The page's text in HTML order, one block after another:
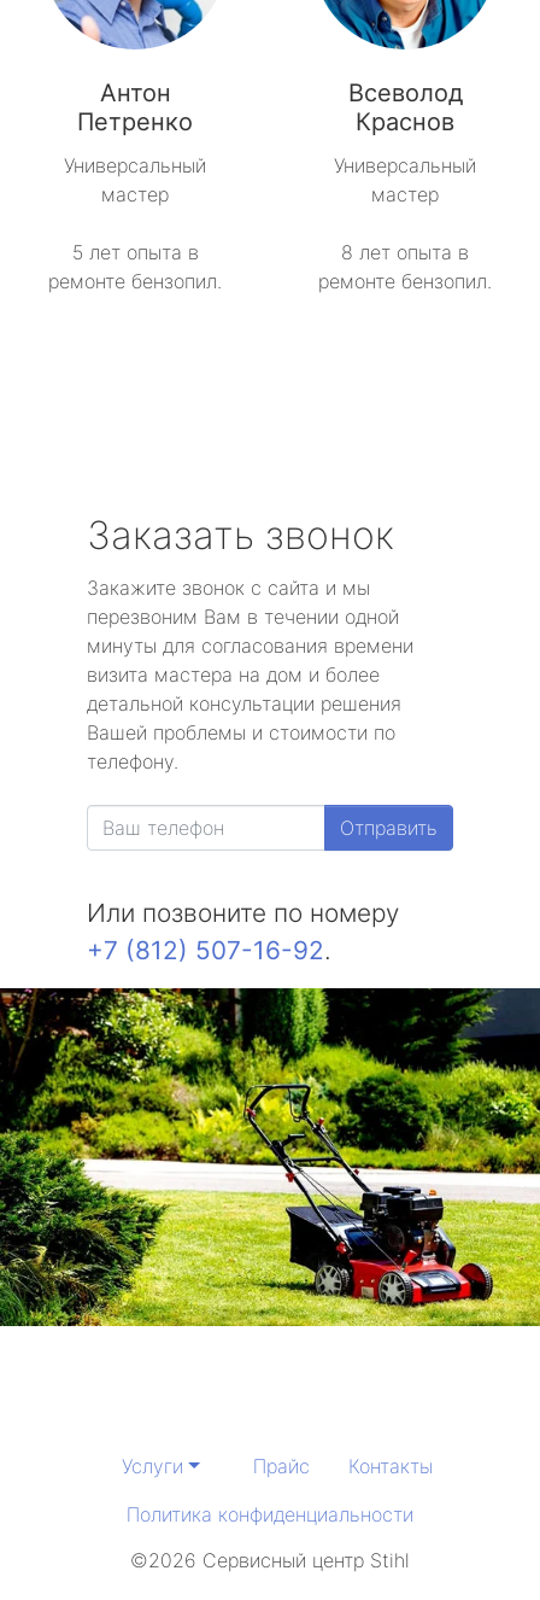
Антон
Петренко
Универсальный
мастер
5 лет опыта в
ремонте бензопил.
Всеволод
Краснов
Универсальный
мастер
8 лет опыта в
ремонте бензопил.
Заказать звонок
Закажите звонок с сайта и мы
перезвоним Вам в течении одной
минуты для согласования времени
визита мастера на дом и более
детальной консультации решения
Вашей проблемы и стоимости по
телефону.
Отправить
Или позвоните по номеру
+7 (812) 507-16-92.
Услуги Прайс
Контакты
Политика конфиденциальности
©2026 Сервисный центр Stihl